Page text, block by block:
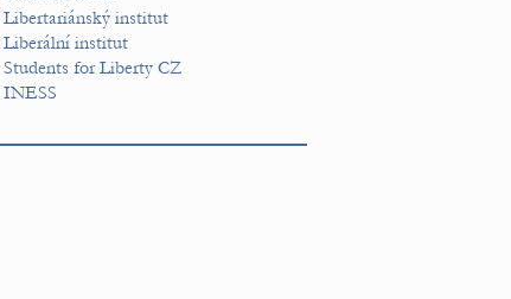
Libertariánský institut
Liberální institut
Students for Liberty CZ
INESS